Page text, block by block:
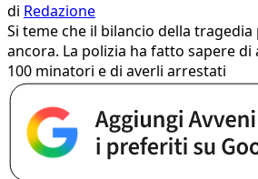
di Redazione
Si teme che il bilancio della
ancora. La polizia ha fatto sapere
100 minatori e di averli arrestati